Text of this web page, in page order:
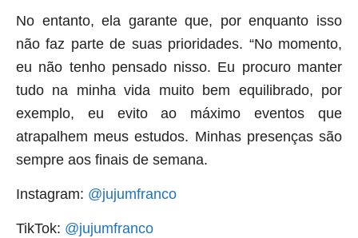
No entanto, ela garante que, por enquanto isso
não faz parte de suas prioridades. “No momento,
eu não tenho pensado nisso. Eu procuro manter
tudo na minha vida muito bem equilibrado, por
exemplo, eu evito ao máximo eventos que
atrapalhem meus estudos. Minhas presenças são
sempre aos finais de semana.
Instagram: @jujumfranco
TikTok: @jujumfranco